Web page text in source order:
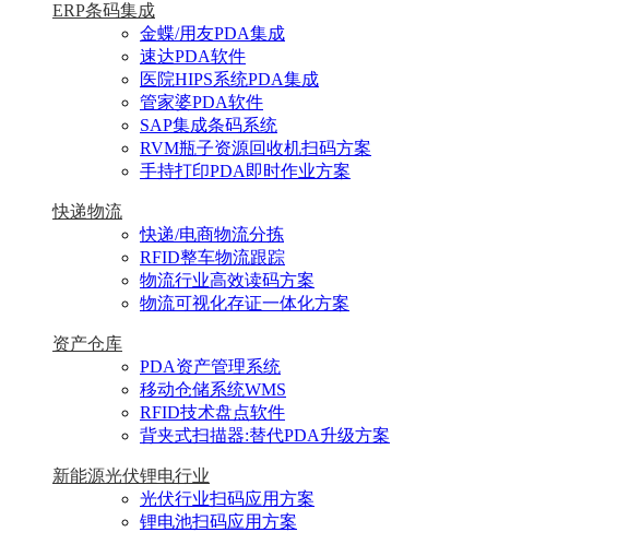
ERP条码集成
金蝶/用友PDA集成
速达PDA软件
医院HIPS系统PDA集成
管家婆PDA软件
SAP集成条码系统
RVM瓶子资源回收机扫码方案
手持打印PDA即时作业方案
快递物流
快递/电商物流分拣
RFID整车物流跟踪
物流行业高效读码方案
物流可视化存证一体化方案
资产仓库
PDA资产管理系统
移动仓储系统WMS
RFID技术盘点软件
背夹式扫描器:替代PDA升级方案
新能源光伏锂电行业
光伏行业扫码应用方案
锂电池扫码应用方案